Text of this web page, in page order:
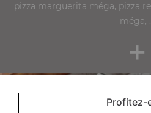
pizza marguerita méga, pizza
méga,
+
Profitez-